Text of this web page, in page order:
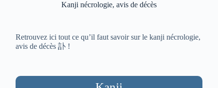
Kanji nécrologie, avis de décès
Retrouvez ici tout ce qu’il faut savoir sur le kanji nécrologie,
avis de décès 訃 !